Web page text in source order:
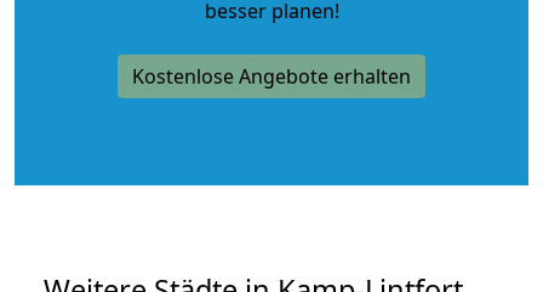
besser planen!
Kostenlose Angebote erhalten